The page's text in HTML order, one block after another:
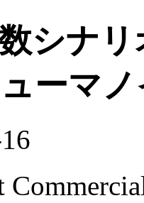
シナ
ーマ